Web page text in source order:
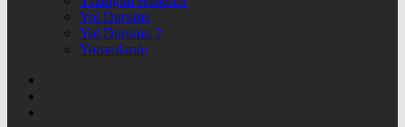
Yol Durumu
Yol Durumu 2
Yorumlarım